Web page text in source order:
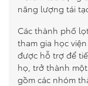
năng lượng tái
Các thành phố
tham gia học
được hỗ trợ để
họ, trở thành
gồm các nhóm